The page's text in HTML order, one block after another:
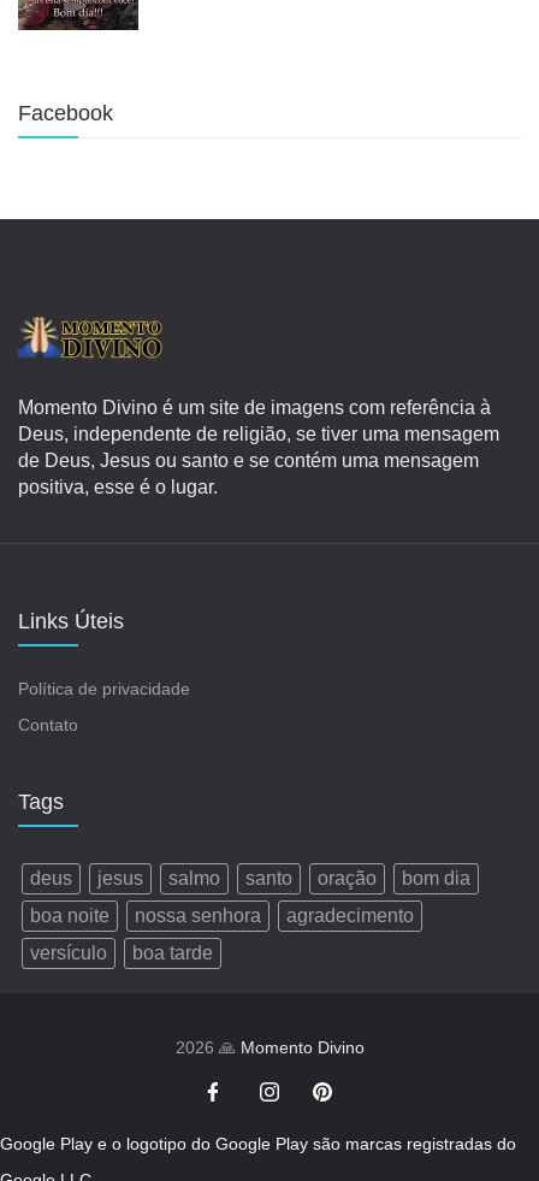
Facebook
Momento Divino é um site de imagens com referência à
Deus, independente de religião, se tiver uma mensagem
de Deus, Jesus ou santo e se contém uma mensagem
positiva, esse é o lugar.
Links Úteis
Política de privacidade
Contato
Tags
deus jesus salmo santo oração
bom dia
boa noite
nossa senhora
agradecimento
versículo
boa tarde
2026 🙏 Momento Divino
Google Play e o logotipo do Google Play são marcas registradas do